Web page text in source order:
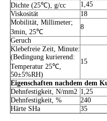
Dichte (25℃), g/cc
1,45
Viskosität
18
Mobilität, Millimeter;
3min, 25℃
8
Geruch
Klebefreie Zeit, Minute:
(Bedingung kurierend:
Temperatur 25℃,
50±5%RH)
15
Eigenschaften nachdem dem
Dehnfestigkeit, N/mm2 1,25
Dehnfestigkeit, %
240
Härte SHa
35